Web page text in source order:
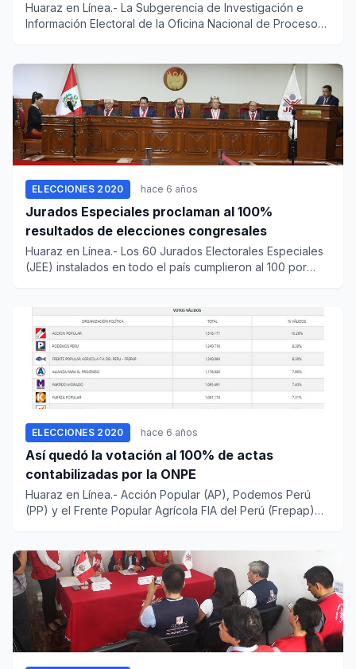
Huaraz en Línea.- La Subgerencia de Investigación e
Información Electoral de la Oficina Nacional de Procesos
ELECCIONES 2020 hace 6 años
Jurados Especiales proclaman al 100%
resultados de elecciones congresales
Huaraz en Línea.- Los 60 Jurados Electorales Especiales
(JEE) instalados en todo el país cumplieron al 100 por
ELECCIONES 2020 hace 6 años
Así quedó la votación al 100% de actas
contabilizadas por la ONPE
Huaraz en Línea.- Acción Popular (AP), Podemos Perú
(PP) y el Frente Popular Agrícola FIA del Perú (Frepap)